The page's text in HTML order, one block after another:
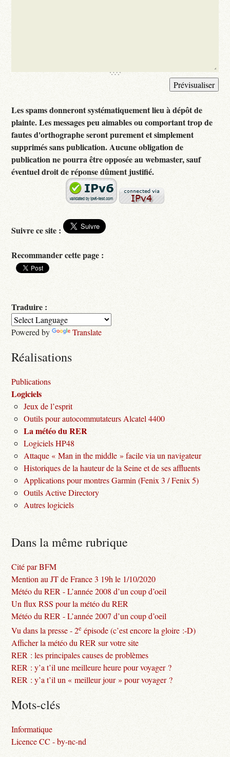
Les spams donneront systématiquement lieu à dépôt de
plainte. Les messages peu aimables ou comportant trop de
fautes d'orthographe seront purement et simplement
supprimés sans publication. Aucune obligation de
publication ne pourra être opposée au webmaster, sauf
éventuel droit de réponse dûment justifié.
Suivre ce site :
Recommander cette page :
Traduire :
Powered by Translate
Réalisations
Publications
Logiciels
Jeux de l’esprit
Outils pour autocommutateurs Alcatel 4400
La météo du RER
Logiciels HP48
Attaque « Man in the middle » facile via un navigateur
Historiques de la hauteur de la Seine et de ses affluents
Applications pour montres Garmin (Fenix 3 / Fenix 5)
Outils Active Directory
Autres logiciels
Dans la même rubrique
Cité par BFM
Mention au JT de France 3 19h le 1/10/2020
Météo du RER - L’année 2008 d’un coup d’oeil
Un flux RSS pour la météo du RER
Météo du RER - L’année 2007 d’un coup d’oeil
Vu dans la presse - 2e épisode (c’est encore la gloire :-D)
Afficher la météo du RER sur votre site
RER : les principales causes de problèmes
RER : y’a t’il une meilleure heure pour voyager ?
RER : y’a t’il un « meilleur jour » pour voyager ?
Mots-clés
Informatique
Licence CC - by-nc-nd